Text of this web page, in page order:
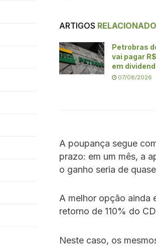
ARTIGOS
Petrobras
vai pagar
em
07/08/2026
A poupança segue
prazo: em um mês, a
o ganho seria de
A melhor opção ainda
retorno de 110% do
Neste caso, os